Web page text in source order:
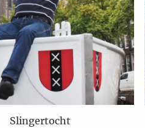
Slingertocht